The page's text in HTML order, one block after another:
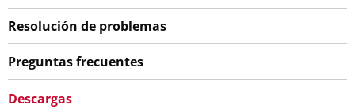
Resolución de problemas
Preguntas frecuentes
Descargas